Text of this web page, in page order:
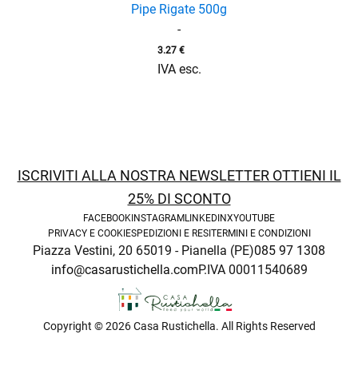
Pipe Rigate 500g
-
3.27 €
IVA esc.
ISCRIVITI ALLA NOSTRA NEWSLETTER OTTIENI IL
25% DI SCONTO
FACEBOOKINSTAGRAMLINKEDINXYOUTUBE
PRIVACY E COOKIESPEDIZIONI E RESITERMINI E CONDIZIONI
Piazza Vestini, 20 65019 - Pianella (PE)085 97 1308
info@casarustichella.comP.IVA 00011540689
Copyright © 2026 Casa Rustichella. All Rights Reserved